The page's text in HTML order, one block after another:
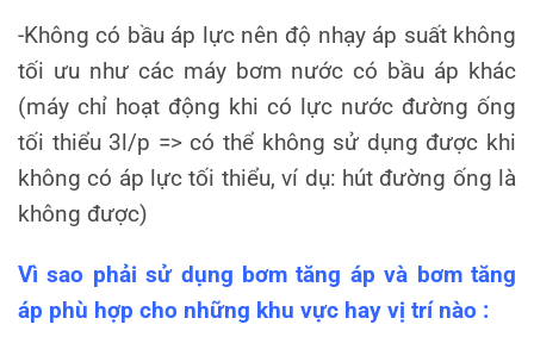
-Không có bầu áp lực nên độ nhạy áp suất không
tối ưu như các máy bơm nước có bầu áp khác
(máy chỉ hoạt động khi có lực nước đường ống
tối thiểu 3l/p => có thể không sử dụng được khi
không có áp lực tối thiểu, ví dụ: hút đường ống là
không được)
Vì sao phải sử dụng bơm tăng áp và bơm tăng
áp phù hợp cho những khu vực hay vị trí nào :